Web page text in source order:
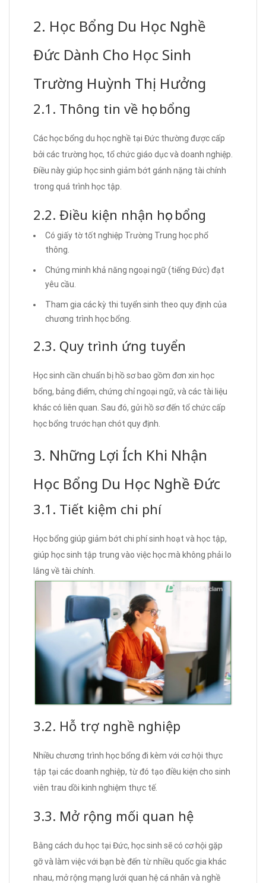
2. Học Bổng Du Học Nghề
Đức Dành Cho Học Sinh
Trường Huỳnh Thị Hưởng
2.1. Thông tin về học bổng
Các học bổng du học nghề tại Đức thường được cấp
bởi các trường học, tổ chức giáo dục và doanh nghiệp.
Điều này giúp học sinh giảm bớt gánh nặng tài chính
trong quá trình học tập.
2.2. Điều kiện nhận học bổng
Có giấy tờ tốt nghiệp Trường Trung học phổ
thông.
Chứng minh khả năng ngoại ngữ (tiếng Đức) đạt
yêu cầu.
Tham gia các kỳ thi tuyển sinh theo quy định của
chương trình học bổng.
2.3. Quy trình ứng tuyển
Học sinh cần chuẩn bị hồ sơ bao gồm đơn xin học
bổng, bảng điểm, chứng chỉ ngoại ngữ, và các tài liệu
khác có liên quan. Sau đó, gửi hồ sơ đến tổ chức cấp
học bổng trước hạn chót quy định.
3. Những Lợi Ích Khi Nhận
Học Bổng Du Học Nghề Đức
3.1. Tiết kiệm chi phí
Học bổng giúp giảm bớt chi phí sinh hoạt và học tập,
giúp học sinh tập trung vào việc học mà không phải lo
lắng về tài chính.
3.2. Hỗ trợ nghề nghiệp
Nhiều chương trình học bổng đi kèm với cơ hội thực
tập tại các doanh nghiệp, từ đó tạo điều kiện cho sinh
viên trau dồi kinh nghiệm thực tế.
3.3. Mở rộng mối quan hệ
Bằng cách du học tại Đức, học sinh sẽ có cơ hội gặp
gỡ và làm việc với bạn bè đến từ nhiều quốc gia khác
nhau, mở rộng mạng lưới quan hệ cá nhân và nghề